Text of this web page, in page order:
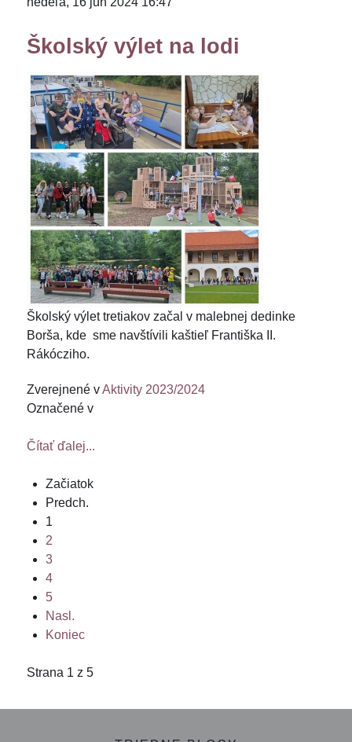
Školský výlet na lodi
Školský výlet tretiakov začal v malebnej dedinke
Borša, kde sme navštívili kaštieľ Františka II.
Rákócziho.
Zverejnené vAktivity 2023/2024
Označené v
Čítať ďalej...
Začiatok
Predch.
1
2
3
4
5
Nasl.
Koniec
Strana 1 z 5